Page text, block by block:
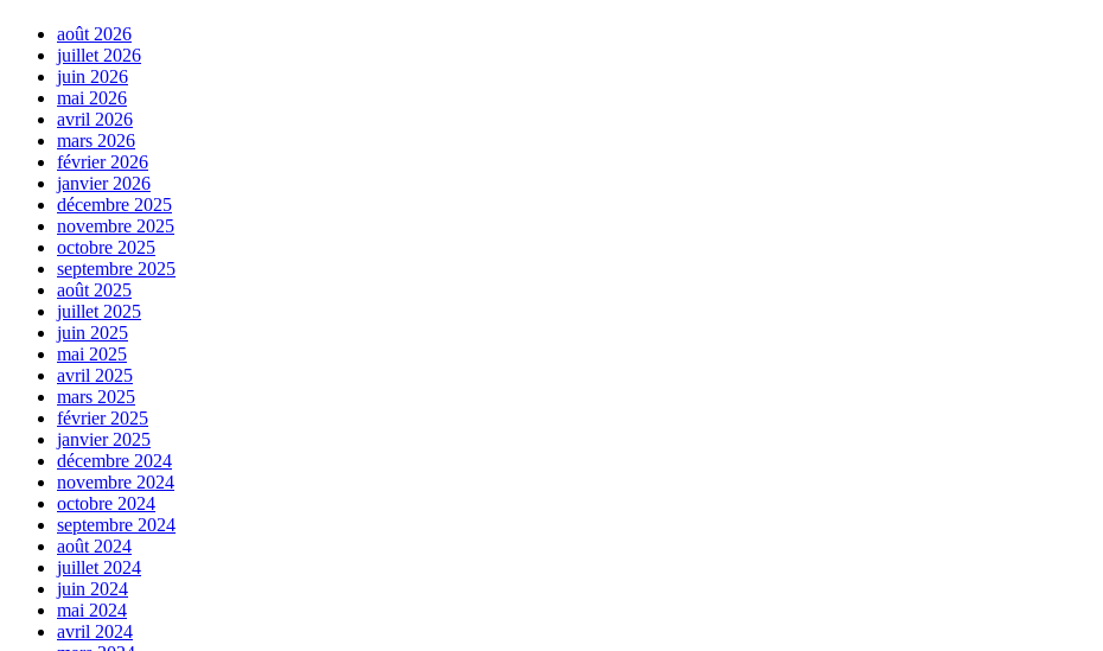
août 2026
juillet 2026
juin 2026
mai 2026
avril 2026
mars 2026
février 2026
janvier 2026
décembre 2025
novembre 2025
octobre 2025
septembre 2025
août 2025
juillet 2025
juin 2025
mai 2025
avril 2025
mars 2025
février 2025
janvier 2025
décembre 2024
novembre 2024
octobre 2024
septembre 2024
août 2024
juillet 2024
juin 2024
mai 2024
avril 2024